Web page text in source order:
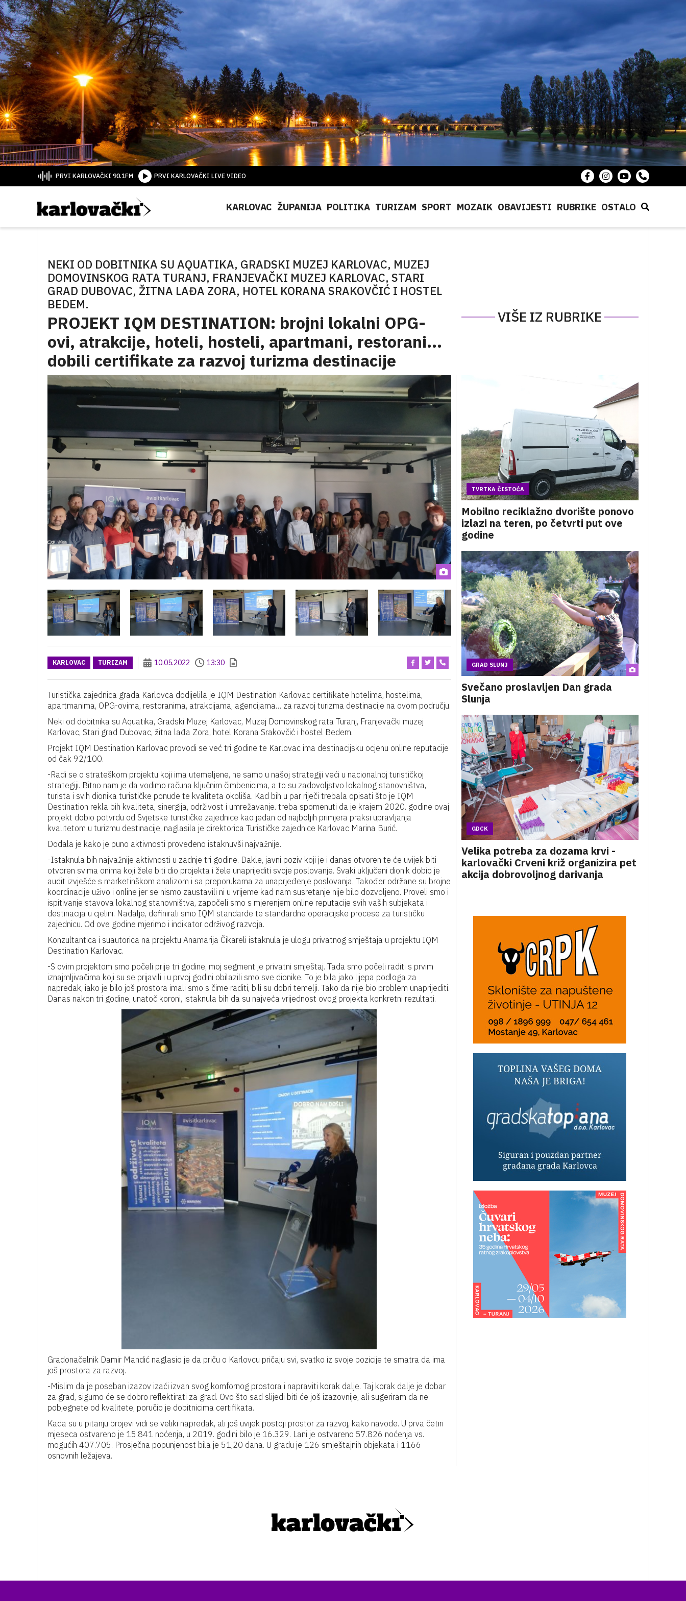
PRVI KARLOVAČKI 90.1FM PRVI KARLOVAČKI LIVE VIDEO
KARLOVAC ŽUPANIJA POLITIKA TURIZAM SPORT MOZAIK OBAVIJESTI RUBRIKE OSTALO
NEKI OD DOBITNIKA SU AQUATIKA, GRADSKI MUZEJ KARLOVAC, MUZEJ
DOMOVINSKOG RATA TURANJ, FRANJEVAČKI MUZEJ KARLOVAC, STARI
GRAD DUBOVAC, ŽITNA LAĐA ZORA, HOTEL KORANA SRAKOVČIĆ I HOSTEL
BEDEM.
PROJEKT IQM DESTINATION: brojni lokalni OPG-
ovi, atrakcije, hoteli, hosteli, apartmani, restorani...
dobili certifikate za razvoj turizma destinacije
VIŠE IZ RUBRIKE
KARLOVAC TURIZAM 10.05.2022 13:30
Turistička zajednica grada Karlovca dodijelila je IQM Destination Karlovac certifikate hotelima, hostelima,
apartmanima, OPG-ovima, restoranima, atrakcijama, agencijama… za razvoj turizma destinacije na ovom području.
Neki od dobitnika su Aquatika, Gradski Muzej Karlovac, Muzej Domovinskog rata Turanj, Franjevački muzej
Karlovac, Stari grad Dubovac, žitna lađa Zora, hotel Korana Srakovčić i hostel Bedem.
Projekt IQM Destination Karlovac provodi se već tri godine te Karlovac ima destinacijsku ocjenu online reputacije
od čak 92/100.
-Radi se o strateškom projektu koji ima utemeljene, ne samo u našoj strategiji veći u nacionalnoj turističkoj
strategiji. Bitno nam je da vodimo računa ključnim čimbenicima, a to su zadovoljstvo lokalnog stanovništva,
turista i svih dionika turističke ponude te kvaliteta okoliša. Kad bih u par riječi trebala opisati što je IQM
Destination rekla bih kvaliteta, sinergija, održivost i umrežavanje. treba spomenuti da je krajem 2020. godine ovaj
projekt dobio potvrdu od Svjetske turističke zajednice kao jedan od najboljih primjera praksi upravljanja
kvalitetom u turizmu destinacije, naglasila je direktorica Turističke zajednice Karlovac Marina Burić.
Dodala je kako je puno aktivnosti provedeno istaknuvši najvažnije.
-Istaknula bih najvažnije aktivnosti u zadnje tri godine. Dakle, javni poziv koji je i danas otvoren te će uvijek biti
otvoren svima onima koji žele biti dio projekta i žele unaprijediti svoje poslovanje. Svaki uključeni dionik dobio je
audit izvješće s marketinškom analizom i sa preporukama za unaprjeđenje poslovanja. Također održane su brojne
koordinacije uživo i online jer se nismo zaustavili ni u vrijeme kad nam susretanje nije bilo dozvoljeno. Proveli smo i
ispitivanje stavova lokalnog stanovništva, započeli smo s mjerenjem online reputacije svih vaših subjekata i
destinacija u cjelini. Nadalje, definirali smo IQM standarde te standardne operacijske procese za turističku
zajednicu. Od ove godine mjerimo i indikator održivog razvoja.
Konzultantica i suautorica na projektu Anamarija Čikareli istaknula je ulogu privatnog smještaja u projektu IQM
Destination Karlovac.
-S ovim projektom smo počeli prije tri godine, moj segment je privatni smještaj. Tada smo počeli raditi s prvim
iznajmljivačima koji su se prijavili i u prvoj godini obilazili smo sve dionike. To je bila jako lijepa podloga za
napredak, iako je bilo još prostora imali smo s čime raditi, bili su dobri temelji. Tako da nije bio problem unaprijediti.
Danas nakon tri godine, unatoč koroni, istaknula bih da su najveća vrijednost ovog projekta konkretni rezultati.
Gradonačelnik Damir Mandić naglasio je da priču o Karlovcu pričaju svi, svatko iz svoje pozicije te smatra da ima
još prostora za razvoj.
-Mislim da je poseban izazov izaći izvan svog komfornog prostora i napraviti korak dalje. Taj korak dalje je dobar
za grad, sigurno će se dobro reflektirati za grad. Ovo što sad slijedi biti će još izazovnije, ali sugeriram da ne
pobjegnete od kvalitete, poručio je dobitnicima certifikata.
Kada su u pitanju brojevi vidi se veliki napredak, ali još uvijek postoji prostor za razvoj, kako navode. U prva četiri
mjeseca ostvareno je 15.841 noćenja, u 2019. godini bilo je 16.329. Lani je ostvareno 57.826 noćenja vs.
mogućih 407.705. Prosječna popunjenost bila je 51,20 dana. U gradu je 126 smještajnih objekata i 1166
osnovnih ležajeva.
TVRTKA ČISTOĆA
Mobilno reciklažno dvorište ponovo
izlazi na teren, po četvrti put ove
godine
GRAD SLUNJ
Svečano proslavljen Dan grada
Slunja
GDCK
Velika potreba za dozama krvi -
karlovački Crveni križ organizira pet
akcija dobrovoljnog darivanja